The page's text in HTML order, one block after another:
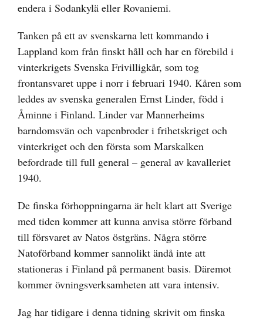
endera i Sodankylä eller Rovaniemi.
Tanken på ett av svenskarna lett kommando i
Lappland kom från finskt håll och har en förebild i
vinterkrigets Svenska Frivilligkår, som tog
frontansvaret uppe i norr i februari 1940. Kåren som
leddes av svenska generalen Ernst Linder, född i
Åminne i Finland. Linder var Mannerheims
barndomsvän och vapenbroder i frihetskriget och
vinterkriget och den första som Marskalken
befordrade till full general – general av kavalleriet
1940.
De finska förhoppningarna är helt klart att Sverige
med tiden kommer att kunna anvisa större förband
till försvaret av Natos östgräns. Några större
Natoförband kommer sannolikt ändå inte att
stationeras i Finland på permanent basis. Däremot
kommer övningsverksamheten att vara intensiv.
Jag har tidigare i denna tidning skrivit om finska